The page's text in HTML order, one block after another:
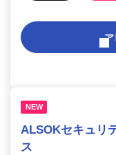
ア
NEW
ALSOKセキュリ
ス